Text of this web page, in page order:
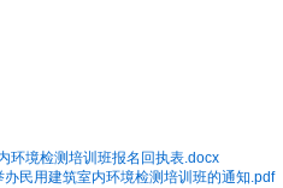
环境检测培训班报名回执表.docx
办民用建筑室内环境检测培训班的通知.pdf